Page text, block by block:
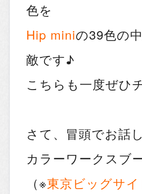
色を
Hip miniの39色の
敵です♪
こちらも一度ぜひ
さて、冒頭でお話
カラーワークスブ
（※東京ビッグサイ